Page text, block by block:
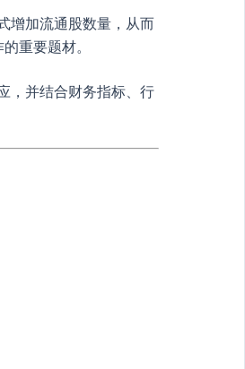
增加流通股数量，从而
重要题材。
，并结合财务指标、行